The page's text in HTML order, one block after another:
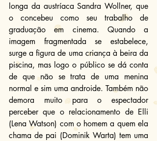
longa da austríaca Sandra Wollner, que
o concebeu como seu trabalho de
graduação em cinema. Quando a
imagem fragmentada se estabelece,
surge a figura de uma criança à beira da
piscina, mas logo o público se dá conta
de que não se trata de uma menina
normal e sim uma androide. Também não
demora muito para o espectador
perceber que o relacionamento de Elli
(Lena Watson) com o homem a quem ela
chama de pai (Dominik Warta) tem uma